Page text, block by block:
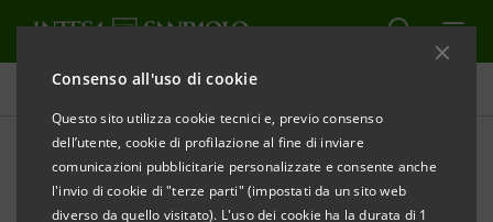
Consenso all'uso di cookie
Questo sito utilizza cookie tecnici e, previo consenso
dell’utente, cookie di profilazione al fine di inviare
comunicazioni pubblicitarie personalizzate e consente anche
l'invio di cookie di "terze parti" (impostati da un sito web
diverso da quello visitato). L'uso dei cookie ha la durata di 1
Comunicati stampa
STAMPA AGGIORNA
Milano, 24 febbraio 2003